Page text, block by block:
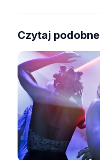
Czytaj podobne